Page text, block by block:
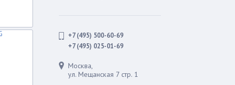
+7 (495) 500-60-69
+7 (495) 025-01-69
Москва,
ул. Мещанская 7 стр. 1